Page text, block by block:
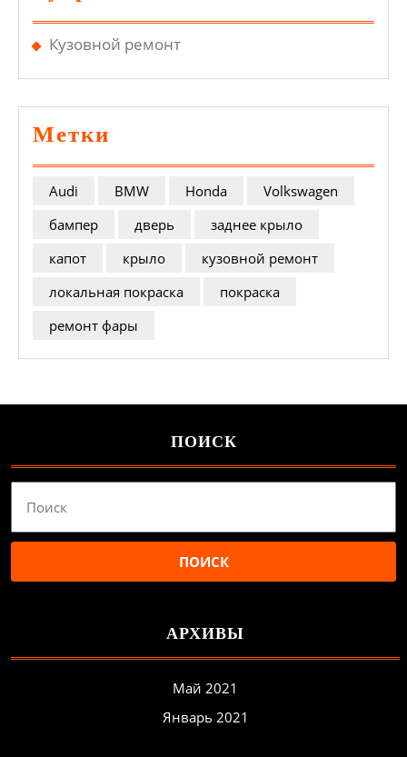
Кузовной ремонт
Метки
Audi BMW Honda
Volkswagen
бампер
дверь
заднее крыло
капот
крыло
кузовной ремонт
локальная покраска
покраска
ремонт фары
ПОИСК
АРХИВЫ
Май 2021
Январь 2021